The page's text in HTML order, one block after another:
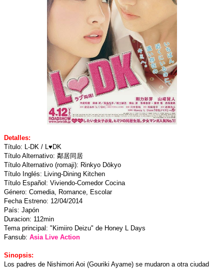
Detalles:
Título: L-DK / L♥DK
Título Alternativo: 鄰居同居
Título Alternativo (romaji): Rinkyo Dōkyo
Título Inglés: Living-Dining Kitchen
Título Español: Viviendo-Comedor Cocina
Género: Comedia, Romance, Escolar
Fecha Estreno: 12/04/2014
País: Japón
Duracion: 112min
Tema principal: "Kimiiro Deizu" de Honey L Days
Fansub: Asia Live Action
Sinopsis:
Los padres de Nishimori Aoi (Gouriki Ayame) se mudaron a otra ciudad